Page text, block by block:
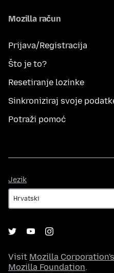
Mozilla račun
Prijava/Registracija
Što je to?
Resetiranje lozinke
Sinkroniziraj svoje
Potraži pomoć
Jezik
Visit Mozilla Corporation's
Mozilla Foundation.